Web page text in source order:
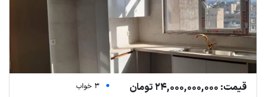
قیمت: 24,000,000,000 تومان
3 خواب